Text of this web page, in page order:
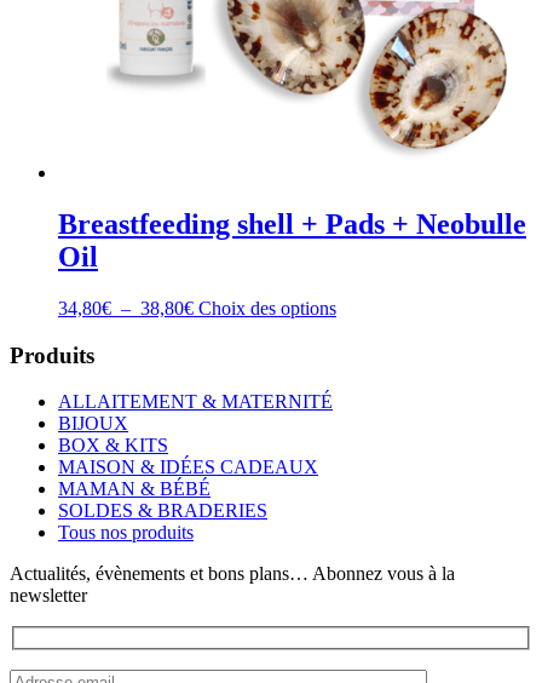
Breastfeeding shell + Pads + Neobulle
Oil
34,80€ – 38,80€Plage
à
38,80€
Choix des optionsCe
page
Produits
ALLAITEMENT & MATERNITÉ
BIJOUX
BOX & KITS
MAISON & IDÉES CADEAUX
MAMAN & BÉBÉ
SOLDES & BRADERIES
Tous nos produits
Actualités, évènements et bons plans… Abonnez vous à la
newsletter